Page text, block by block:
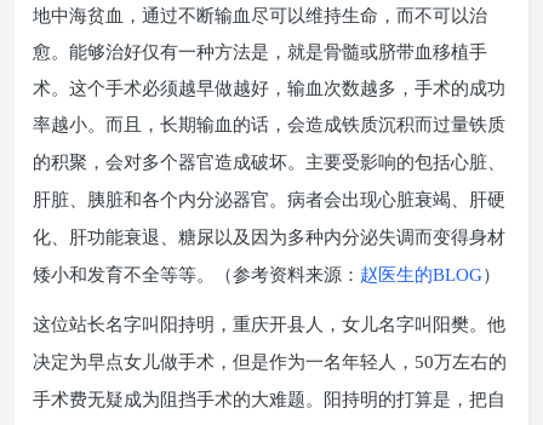
地中海贫血，通过不断输血尽可以维持生命，而不可以治
愈。能够治好仅有一种方法是，就是骨髓或脐带血移植手
术。这个手术必须越早做越好，输血次数越多，手术的成功
率越小。而且，长期输血的话， 会造成铁质沉积而过量铁质
的积聚，会对多个器官造成破坏。主要受影响的包括心脏、
肝脏、胰脏和各个内分泌器官。病者会出现心脏衰竭、肝硬
化、肝功能衰退、糖尿以及因为多种内分泌失调而变得身材
矮小和发育不全等等。（参考资料来源： 赵医生的BLOG）
这位站长名字叫阳持明，重庆开县人，女儿名字叫阳樊。他
决定为早点女儿做手术，但是作为一名年轻人，50万左右的
手术费无疑成为阻挡手术的大难题。阳持明的打算是，把自